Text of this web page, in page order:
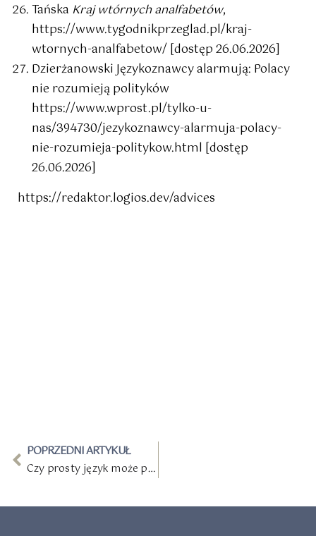
Tańska Kraj wtórnych analfabetów,
https://www.tygodnikprzeglad.pl/kraj-
wtornych-analfabetow/ [dostęp 26.06.2026]
Dzierżanowski Językoznawcy alarmują: Polacy
nie rozumieją polityków
https://www.wprost.pl/tylko-u-
nas/394730/jezykoznawcy-alarmuja-polacy-
nie-rozumieja-politykow.html [dostęp
26.06.2026]
https://redaktor.logios.dev/advices
POPRZEDNI ARTYKUŁ
Czy prosty język może pomóc w komunikacji biznesowej?